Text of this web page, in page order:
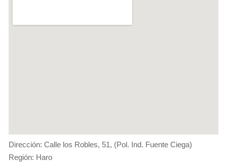
Dirección: Calle los Robles, 51, (Pol. Ind. Fuente Ciega)
Región: Haro